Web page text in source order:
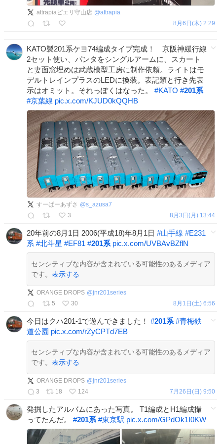
attrapiaピエリ守山店 @attrapia
8月6日(木) 2:29
KATO製201系ケヨ74編成タイプ完成！ 京阪神緩行線
2セット使い、パンタをシングルアームに、スカート
と妻面窓埋めは武蔵模型工房に制作依頼。ライトはモ
デルトレインプラスのLEDに換装。表記類と行き先表
示はオミット。それっぽくはなった。 #KATO #201系
#京葉線 pic.x.com/KJUD0kQQHB
すーぱーあずさ @s_azusa7
3
8月3日(月) 13:44
20年前の8月1日 2006(平成18)年8月1日 #山手線 #E231
系 #北斗星 #EF81 #201系 pic.x.com/UVBAvBZflN
センシティブな内容が含まれている可能性のあるメディア
です。 表示する
ORANGE DROPS @jnr201series
5
30 8月1日(土) 6:56
今日はクハ201-1で遊んできました！ #201系 #青梅鉄
道公園 pic.x.com/rZyCPTd7EB
センシティブな内容が含まれている可能性のあるメディア
です。 表示する
ORANGE DROPS @jnr201series
3
18 124 7月26日(日) 9:50
発掘したアルバムにあった写真。 T1編成とH1編成撮
ってたんだ。 #201系 #東京駅 pic.x.com/GPdOk1I0KW